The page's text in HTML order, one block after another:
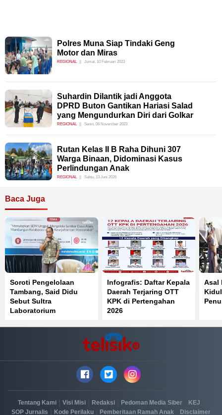
Polres Muna Siap Tindaki Geng
Motor dan Miras
REGIONAL Jumat, 10 Februari 2023
Suhardin Dilantik jadi Anggota
DPRD Buton Gantikan Hariasi Salad
yang Mengundurkan Diri dari Golkar
REGIONAL Senin, 06 November 2023
Rutan Kelas II B Raha Dihuni 307
Warga Binaan, Didominasi Kasus
Perlindungan Anak
REGIONAL Sabtu, 13 Juni 2026
Baca Juga
Soroti Pengelolaan
Tambang, Said Didu
Sebut Sultra
Laboratorium
UUD 1945
Infografis: Daftar Kepala
Daerah Terjaring OTT
KPK di Pertengahan
2026
Asal
Tentang Kami Visi Misi Redaksi Pedoman Media Siber KEJ
SOP Jurnalis Kode Perilaku Pemberitaan Ramah Anak Disclaimer